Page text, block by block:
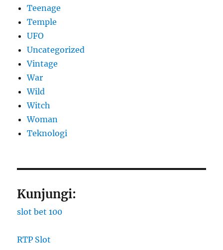
Teenage
Temple
UFO
Uncategorized
Vintage
War
Wild
Witch
Woman
​Teknologi
Kunjungi:
slot bet 100
RTP Slot